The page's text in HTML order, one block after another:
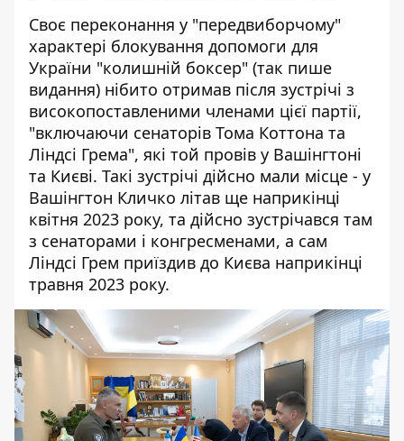
Своє переконання у "передвиборчому"
характері блокування допомоги для
України "колишній боксер" (так пише
видання) нібито отримав після зустрічі з
високопоставленими членами цієї партії,
"включаючи сенаторів Тома Коттона та
Ліндсі Грема", які той провів у Вашінгтоні
та Києві. Такі зустрічі дійсно мали місце - у
Вашінгтон Кличко літав ще наприкінці
квітня 2023 року, та дійсно зустрічався там
з сенаторами і конгресменами, а сам
Ліндсі Грем приїздив до Києва наприкінці
травня 2023 року.